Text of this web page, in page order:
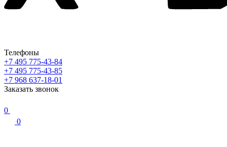
Телефоны
+7 495 775-43-84
+7 495 775-43-85
+7 968 637-18-01
Заказать звонок
0
0